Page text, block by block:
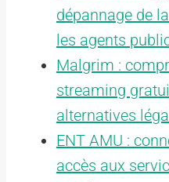
dépannage de
les agents
Malgrim :
streaming
alternatives
ENT AMU :
accès aux